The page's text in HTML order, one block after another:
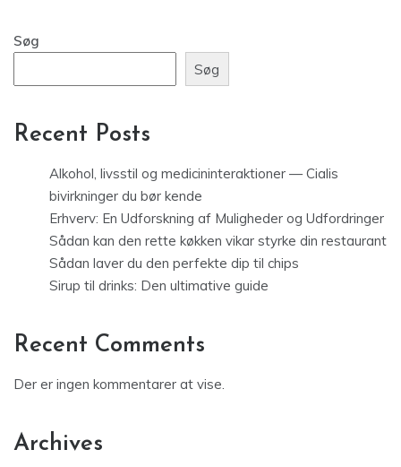
Søg
Søg
Recent Posts
Alkohol, livsstil og medicininteraktioner — Cialis
bivirkninger du bør kende
Erhverv: En Udforskning af Muligheder og Udfordringer
Sådan kan den rette køkken vikar styrke din restaurant
Sådan laver du den perfekte dip til chips
Sirup til drinks: Den ultimative guide
Recent Comments
Der er ingen kommentarer at vise.
Archives